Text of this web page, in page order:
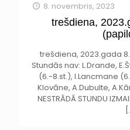
8. novembris, 2023
trešdiena,
trešdiena, 2023.gada
Stundās nav: L.Drande,
(6.-8.st.), I.Lancmane
Klovāne, A.Dubulte,
NESTRĀDĀ STUNDU